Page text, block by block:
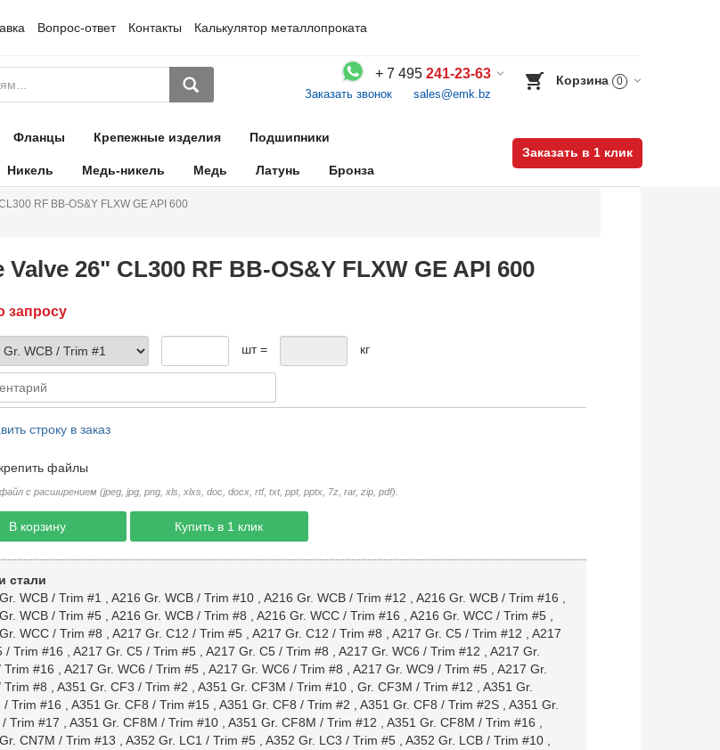
Вопрос-ответ Контакты Калькулятор металлопроката
+ 7 495 241-23-63
Заказать звонок sales@emk.bz
Корзина 0
Фланцы Крепежные изделия Подшипники
Никель Медь-никель Медь Латунь Бронза
Заказать в 1 клик
RF BB-OS&Y FLXW GE API 600
26" CL300 RF BB-OS&Y FLXW GE API 600
запросу
шт = кг
строку в заказ
файлы
с расширением (jpeg, jpg, png, xls, xlxs, doc, docx, rtf, txt, ppt, pptx, 7z, rar, zip, pdf).
В корзину Купить в 1 клик
стали
WCB / Trim #1
A216 Gr. WCB / Trim #10, A216 Gr. WCB / Trim #12 A216 Gr. WCB / Trim #16
WCB / Trim #5, A216 Gr. WCB / Trim #8 A216 Gr. WCC / Trim #16 A216 Gr. WCC / Trim #5,
WCC / Trim #8
A217 Gr. C12 / Trim #5, A217 Gr. C12 / Trim #8 A217 Gr. C5 / Trim #12
A217
/ Trim #16
A217 Gr. C5 / Trim #5, A217 Gr. C5 / Trim #8 A217 Gr. WC6 / Trim #12
A217 Gr.
Trim #16
A217 Gr. WC6 / Trim #5, A217 Gr. WC6 / Trim #8 A217 Gr. WC9 / Trim #5, A217 Gr.
Trim #8
A351 Gr. CF3 / Trim #2 A351 Gr. CF3M / Trim #10, Gr. CF3M / Trim #12
A351 Gr.
/ Trim #16
A351 Gr. CF8 / Trim #15, A351 Gr. CF8 / Trim #2 A351 Gr. CF8 / Trim #2S, A351 Gr.
Trim #17
A351 Gr. CF8M / Trim #10, A351 Gr. CF8M / Trim #12 A351 Gr. CF8M / Trim #16
CN7M / Trim #13
A352 Gr. LC1 / Trim #5, A352 Gr. LC3 / Trim #5, A352 Gr. LCB / Trim #10,